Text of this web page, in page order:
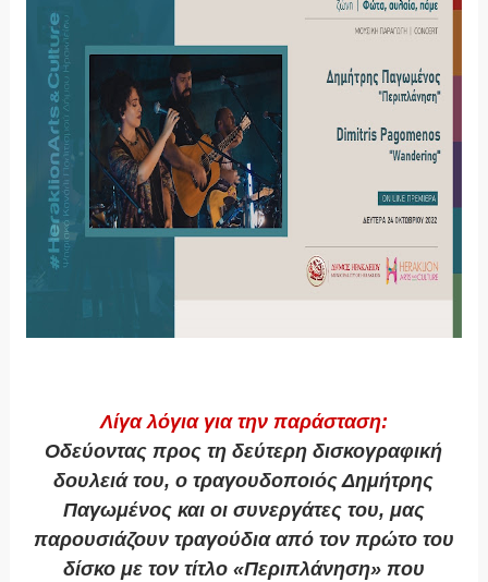
Λίγα λόγια για την παράσταση:
Οδεύοντας προς τη δεύτερη δισκογραφική
δουλειά του, ο τραγουδοποιός Δημήτρης
Παγωμένος και οι συνεργάτες του, μας
παρουσιάζουν τραγούδια από τον πρώτο του
δίσκο με τον τίτλο «Περιπλάνηση» που